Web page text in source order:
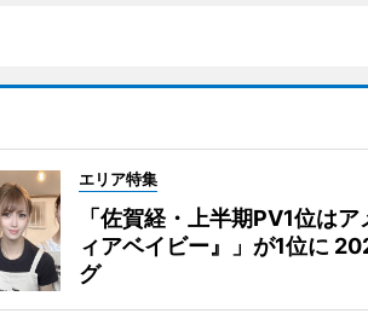
エリア特集
「佐賀経・上半期PV1位は
ィアベイビー』」が1位に
グ